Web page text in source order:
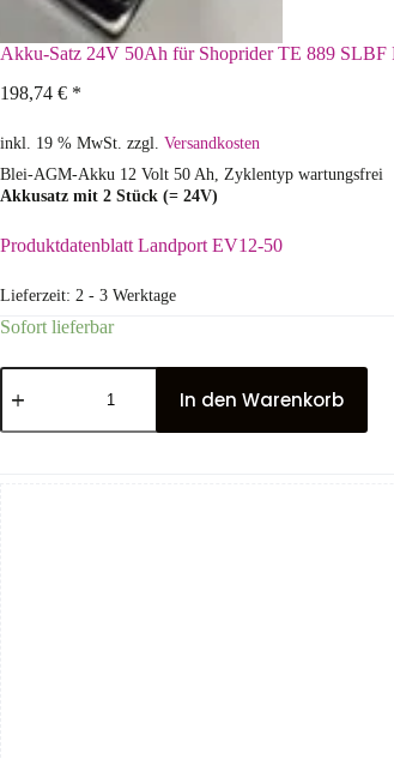
Akku-Satz 24V 50Ah für Shoprider TE 889 SLBF
198,74 € *
inkl. 19 % MwSt. zzgl. Versandkosten
Blei-AGM-Akku 12 Volt 50 Ah, Zyklentyp wartungsfrei
Akkusatz mit 2 Stück (= 24V)
Produktdatenblatt Landport EV12-50
Lieferzeit: 2 - 3 Werktage
Sofort lieferbar
In den Warenkorb